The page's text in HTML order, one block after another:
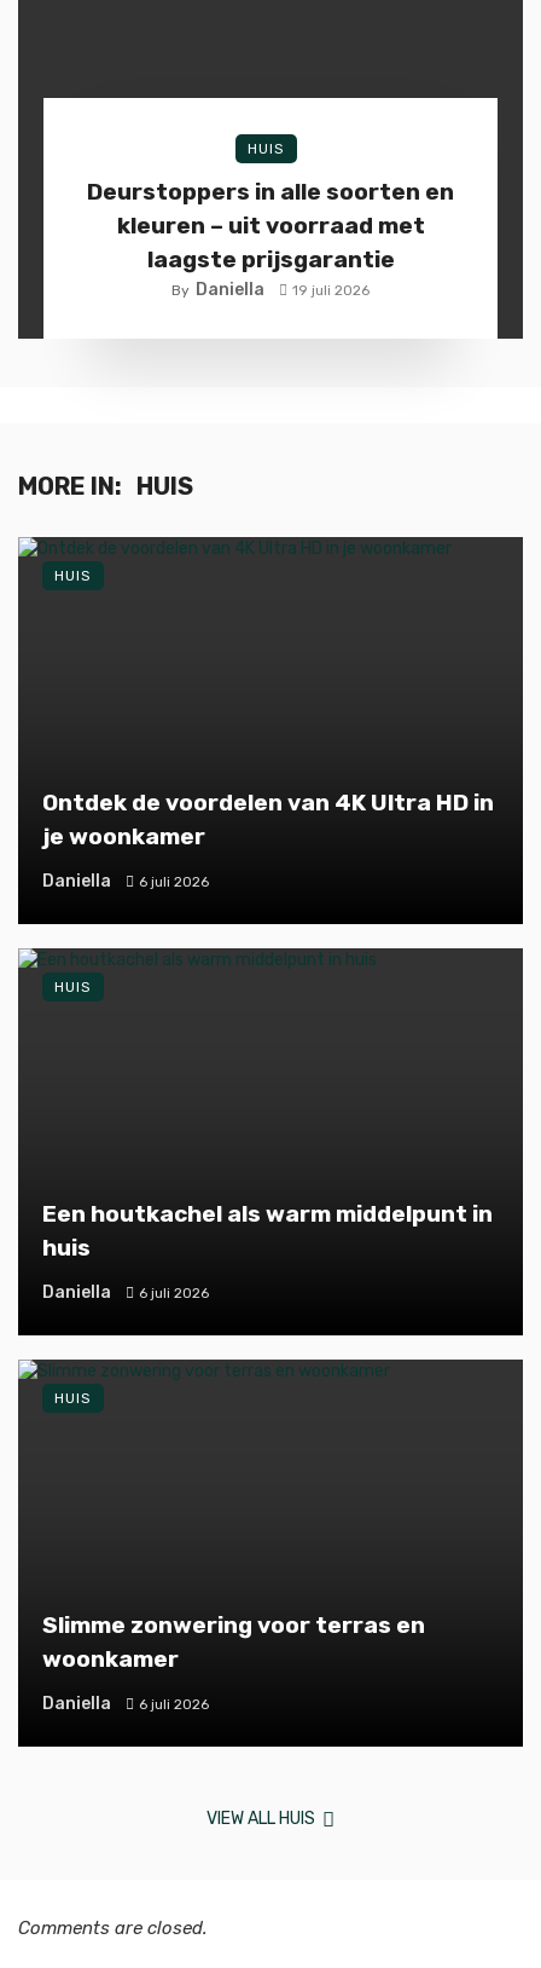
HUIS
Deurstoppers in alle soorten en
kleuren – uit voorraad met
laagste prijsgarantie
By Daniella 19 juli 2026
MORE IN: HUIS
Ontdek de voordelen van 4K Ultra HD in
je woonkamer
Daniella 6 juli 2026
HUIS
Een houtkachel als warm middelpunt in
huis
Daniella 6 juli 2026
HUIS
Slimme zonwering voor terras en
woonkamer
Daniella 6 juli 2026
HUIS
VIEW ALL HUIS
Comments are closed.